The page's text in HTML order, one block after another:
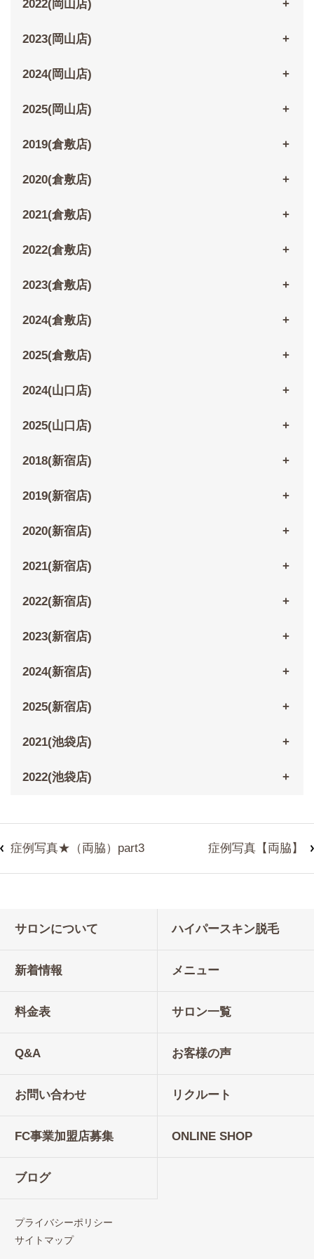
2022(岡山店)
2023(岡山店)
2024(岡山店)
2025(岡山店)
2019(倉敷店)
2020(倉敷店)
2021(倉敷店)
2022(倉敷店)
2023(倉敷店)
2024(倉敷店)
2025(倉敷店)
2024(山口店)
2025(山口店)
2018(新宿店)
2019(新宿店)
2020(新宿店)
2021(新宿店)
2022(新宿店)
2023(新宿店)
2024(新宿店)
2025(新宿店)
2021(池袋店)
2022(池袋店)
症例写真★（両脇）part3 症例写真【両脇】
サロンについて ハイパースキン脱毛
新着情報 メニュー
料金表 サロン一覧
Q&A お客様の声
お問い合わせ リクルート
FC事業加盟店募集 ONLINE SHOP
ブログ
プライバシーポリシー
サイトマップ